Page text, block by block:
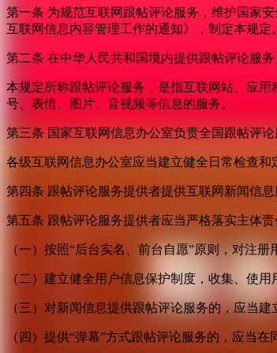
第一条 为规范互联网跟帖评论服务，维护国家
互联网信息内容管理工作的通知》，制定本规定。
第二条 在中华人民共和国境内提供跟帖评论服务
本规定所称跟帖评论服务，是指互联网站、应
号、表情、图片、音视频等信息的服务。
第三条 国家互联网信息办公室负责全国跟帖评
各级互联网信息办公室应当建立健全日常检查
第四条 跟帖评论服务提供者提供互联网新闻信
第五条 跟帖评论服务提供者应当严格落实主体责
（一）按照“后台实名、前台自愿”原则，对注
（二）建立健全用户信息保护制度，收集、使
（三）对新闻信息提供跟帖评论服务的，应当
（四）提供“弹幕”方式跟帖评论服务的，应当